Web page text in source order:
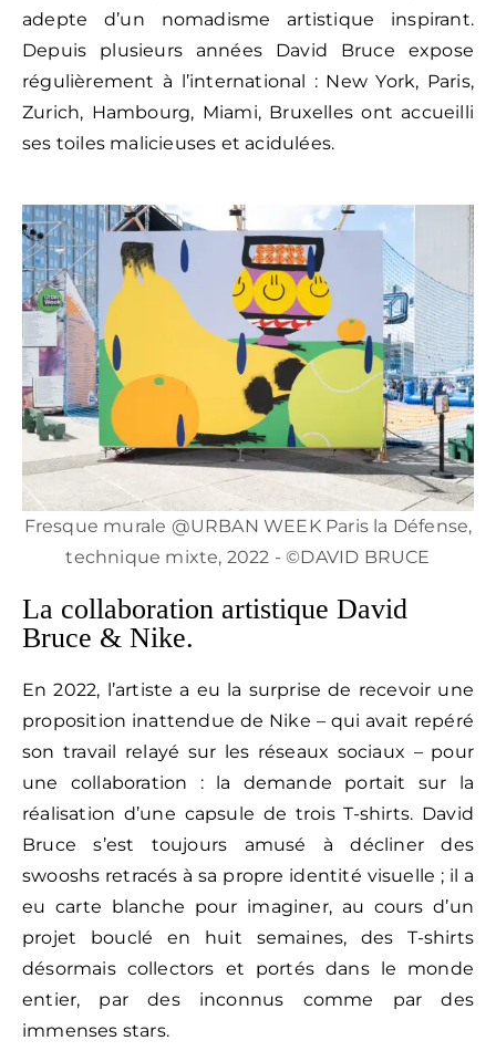
adepte d’un nomadisme artistique inspirant.
Depuis plusieurs années David Bruce expose
régulièrement à l’international : New York, Paris,
Zurich, Hambourg, Miami, Bruxelles ont accueilli
ses toiles malicieuses et acidulées.
Fresque murale @URBAN WEEK Paris la Défense,
technique mixte, 2022 - ©DAVID BRUCE
La collaboration artistique David
Bruce & Nike.
En 2022, l’artiste a eu la surprise de recevoir une
proposition inattendue de Nike – qui avait repéré
son travail relayé sur les réseaux sociaux – pour
une collaboration : la demande portait sur la
réalisation d’une capsule de trois T-shirts. David
Bruce s’est toujours amusé à décliner des
swooshs retracés à sa propre identité visuelle ; il a
eu carte blanche pour imaginer, au cours d’un
projet bouclé en huit semaines, des T-shirts
désormais collectors et portés dans le monde
entier, par des inconnus comme par des
immenses stars.